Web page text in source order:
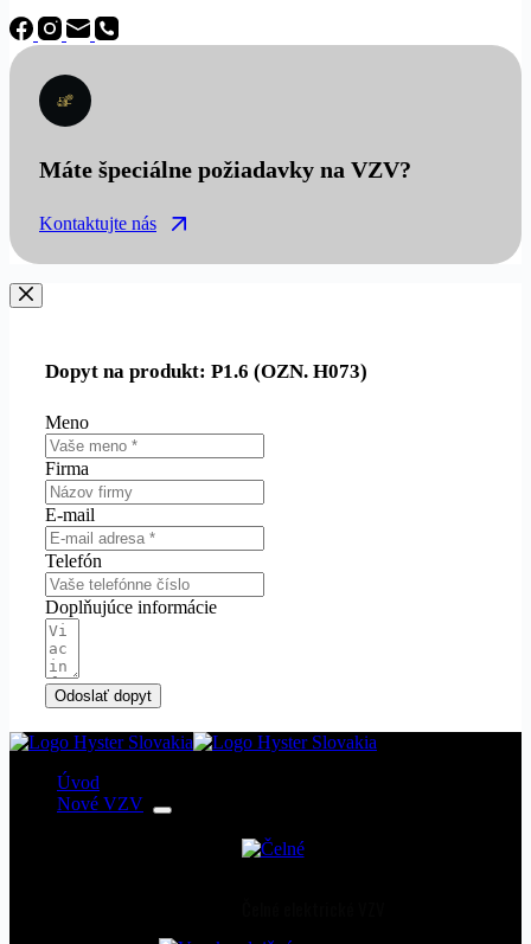
Máte špeciálne požiadavky na VZV?
Kontaktujte nás
Dopyt na produkt: P1.6 (OZN. H073)
Meno
Firma
E-mail
Telefón
Doplňujúce informácie
Odoslať dopyt
Úvod
Nové VZV